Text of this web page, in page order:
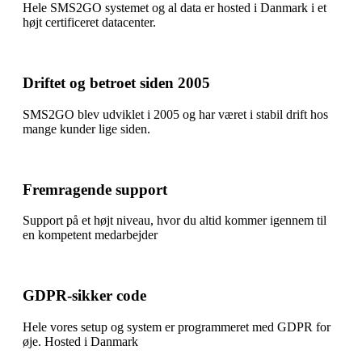
Hele SMS2GO systemet og al data er hosted i Danmark i et
højt certificeret datacenter.
Driftet og betroet siden 2005
SMS2GO blev udviklet i 2005 og har været i stabil drift hos
mange kunder lige siden.
Fremragende support
Support på et højt niveau, hvor du altid kommer igennem til
en kompetent medarbejder
GDPR-sikker code
Hele vores setup og system er programmeret med GDPR for
øje. Hosted i Danmark